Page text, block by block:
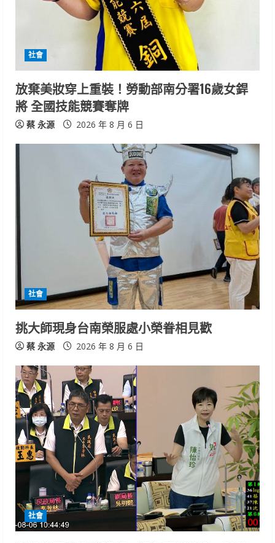
n
g
社會
放棄美妝穿上重裝！勞動部南分署16歲女銲
將 全國技能競賽奪牌
蔡 永源 2026 年 8 月 6 日
社會
挑大師現身台南榮服處小榮眷相見歡
蔡 永源 2026 年 8 月 6 日
社會